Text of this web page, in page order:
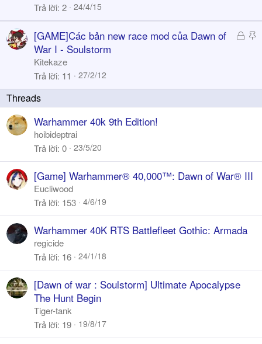
c
k
Trả lời 2 24/4/15
Đ
ó
S
k
[GAME]Các bản new race mod của Dawn of
War I - Soulstorm
Kitekaze
Trả lời 11 27/2/12
Warhammer 40k 9th Edition!
hoibideptrai
Trả lời 0 23/5/20
[Game] Warhammer® 40,000™: Dawn of War® III
Eucliwood
Trả lời 153 4/6/19
Warhammer 40K RTS Battlefleet Gothic: Armada
regicide
Trả lời 16 24/1/18
[Dawn of war : Soulstorm] Ultimate Apocalypse
The Hunt Begin
Tiger-tank
Trả lời 19 19/8/17